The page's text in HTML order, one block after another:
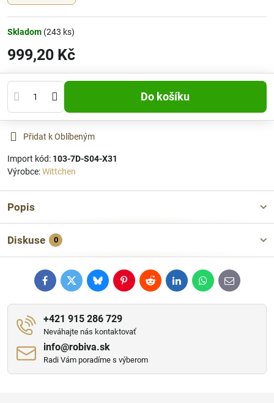
Skladom (243 ks)
999,20 Kč
Do košíku
Přidat k Oblíbeným
Import kód: 103-7D-S04-X31
Výrobce:Wittchen
Popis
Diskuse 0
FacebookTwitterBlueskyPinterestRedditLinkedInWhatsApp
E-
mail
+421 915 286 729
Neváhajte nás kontaktovať
info​@robiva​.sk
Radi Vám poradíme s výberom